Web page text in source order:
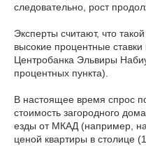
следовательно, рост
Эксперты считают, что
высокие процентные
Центробанка Эльвиры
процентных пункта).
В настоящее время спрос
стоимость загородного
езды от МКАД (например,
ценой квартиры в столице